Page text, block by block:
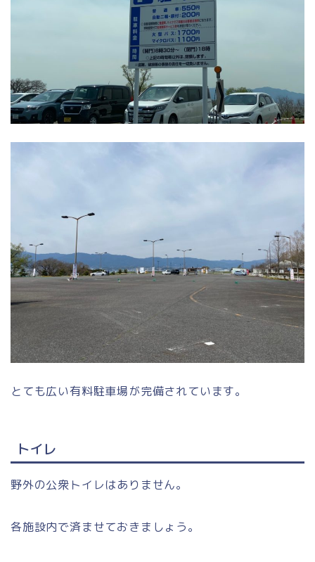
とても広い有料駐車場が完備されています。
トイレ
野外の公衆トイレはありません。
各施設内で済ませておきましょう。